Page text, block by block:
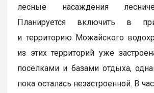
лесные насаждения
Планируется включить в
и территорию Можайского
из этих территорий уже
посёлками и базами отдыха,
пока осталась незастроенной. В